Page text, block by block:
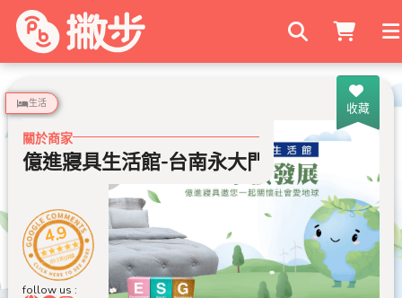
搜尋商家
收藏
生活
關於商家
億進寢具生活館-台南永大門市
4.9
893 則評論
follow us :